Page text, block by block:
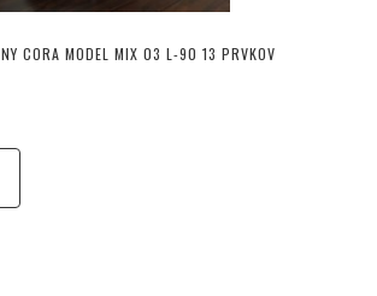
CORA MODEL MIX 03 L-90 13 PRVKOV